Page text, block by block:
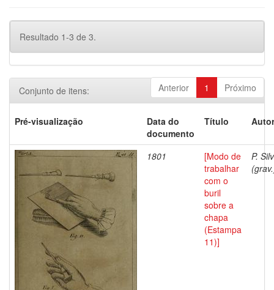
Resultado 1-3 de 3.
Anterior 1 Próximo
Conjunto de itens:
Pré-visualização
Data do
documento
Título
1801
[Modo de
trabalhar
com o
buril
sobre a
chapa
(Estampa
11)]
P.